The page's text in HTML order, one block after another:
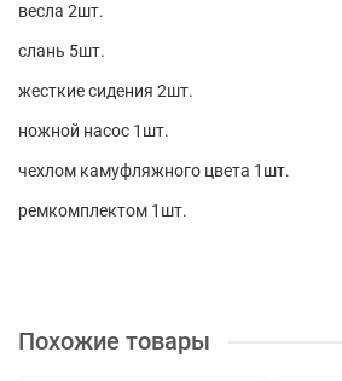
весла 2шт.
слань 5шт.
жесткие сидения 2шт.
ножной насос 1шт.
чехлом камуфляжного цвета 1шт.
ремкомплектом 1шт.
Похожие товары